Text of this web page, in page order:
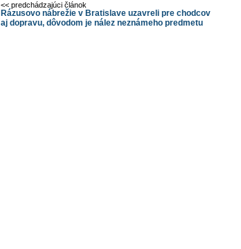
<< predchádzajúci článok
Rázusovo nábrežie v Bratislave uzavreli pre chodcov
aj dopravu, dôvodom je nález neznámeho predmetu